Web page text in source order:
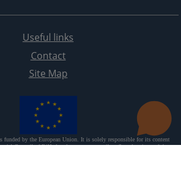
Useful links
Contact
Site Map
funded by the European Union. It is solely responsible for its content
Council of BiH also does not necessarily reflect the views of the